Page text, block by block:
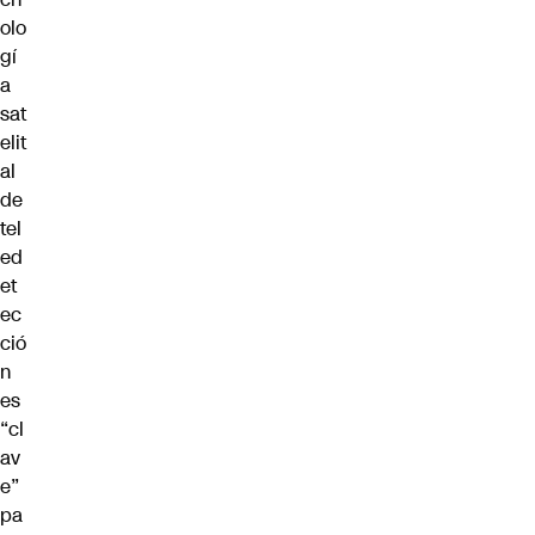
olo
gí
a
sat
elit
al
de
tel
ed
et
ec
ció
n
es
“cl
av
e”
pa